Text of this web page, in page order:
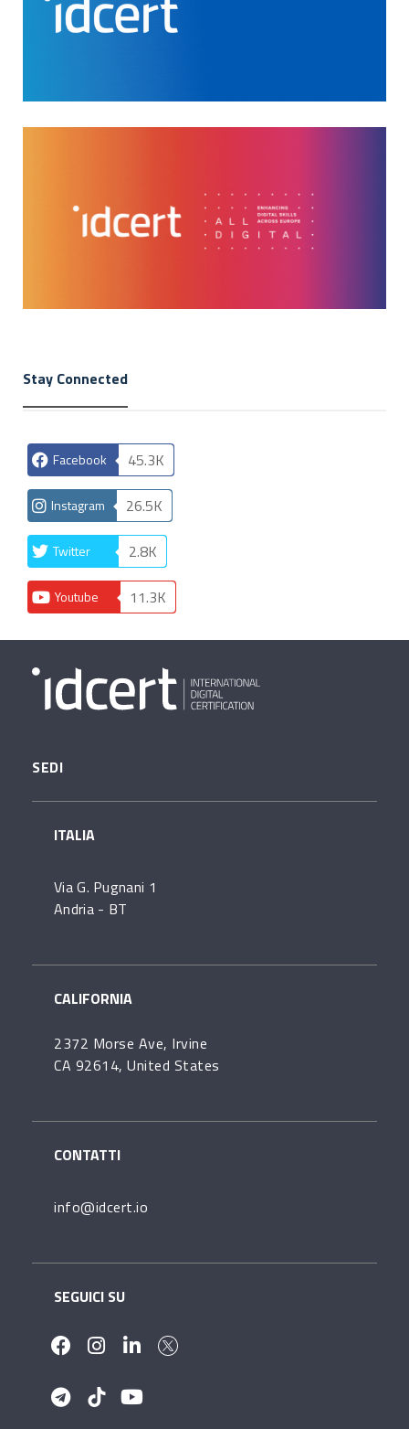
Stay Connected
Facebook 45.3K
Instagram 26.5K
Twitter 2.8K
Youtube 11.3K
SEDI
ITALIA
Via G. Pugnani 1
Andria - BT
CALIFORNIA
2372 Morse Ave, Irvine
CA 92614, United States
CONTATTI
info@idcert.io
SEGUICI SU